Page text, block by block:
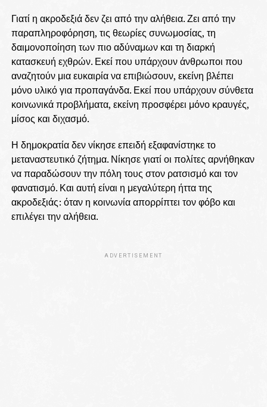
Γιατί η ακροδεξιά δεν ζει από την αλήθεια. Ζει από την
παραπληροφόρηση, τις θεωρίες συνωμοσίας, τη
δαιμονοποίηση των πιο αδύναμων και τη διαρκή
κατασκευή εχθρών. Εκεί που υπάρχουν άνθρωποι που
αναζητούν μια ευκαιρία να επιβιώσουν, εκείνη βλέπει
μόνο υλικό για προπαγάνδα. Εκεί που υπάρχουν σύνθετα
κοινωνικά προβλήματα, εκείνη προσφέρει μόνο κραυγές,
μίσος και διχασμό.
Η δημοκρατία δεν νίκησε επειδή εξαφανίστηκε το
μεταναστευτικό ζήτημα. Νίκησε γιατί οι πολίτες αρνήθηκαν
να παραδώσουν την πόλη τους στον ρατσισμό και τον
φανατισμό. Και αυτή είναι η μεγαλύτερη ήττα της
ακροδεξιάς: όταν η κοινωνία απορρίπτει τον φόβο και
επιλέγει την αλήθεια.
ADVERTISEMENT